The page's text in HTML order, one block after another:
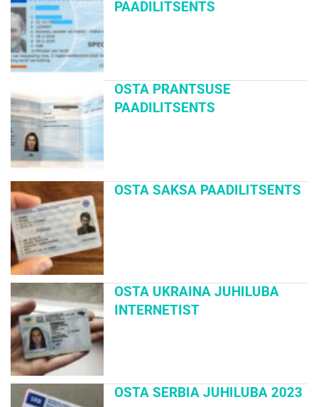
PAADILITSENTS
OSTA PRANTSUSE
PAADILITSENTS
OSTA SAKSA PAADILITSENTS
OSTA UKRAINA JUHILUBA
INTERNETIST
OSTA SERBIA JUHILUBA 2023